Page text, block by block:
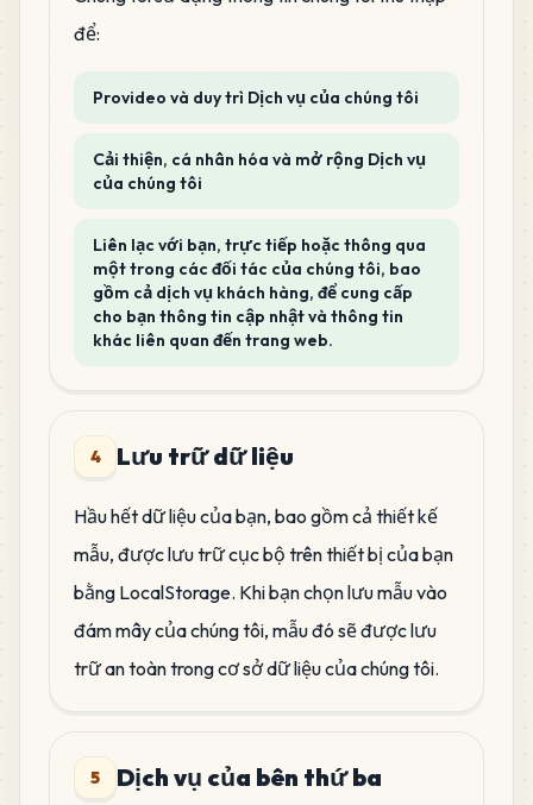
để:
Provideo và duy trì Dịch vụ của chúng tôi
Cải thiện, cá nhân hóa và mở rộng Dịch vụ
của chúng tôi
Liên lạc với bạn, trực tiếp hoặc thông qua
một trong các đối tác của chúng tôi, bao
gồm cả dịch vụ khách hàng, để cung cấp
cho bạn thông tin cập nhật và thông tin
khác liên quan đến trang web.
4 Lưu trữ dữ liệu
Hầu hết dữ liệu của bạn, bao gồm cả thiết kế
mẫu, được lưu trữ cục bộ trên thiết bị của bạn
bằng LocalStorage. Khi bạn chọn lưu mẫu vào
đám mây của chúng tôi, mẫu đó sẽ được lưu
trữ an toàn trong cơ sở dữ liệu của chúng tôi.
5 Dịch vụ của bên thứ ba